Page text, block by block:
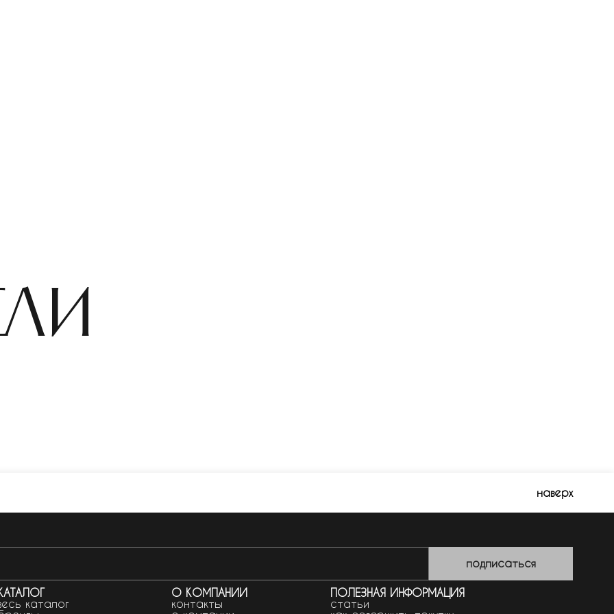
наверх
подписаться
каталог
О КОМПАНИИ
контакты
ПОЛЕЗНАЯ ИНФОРМАЦИЯ
статьи